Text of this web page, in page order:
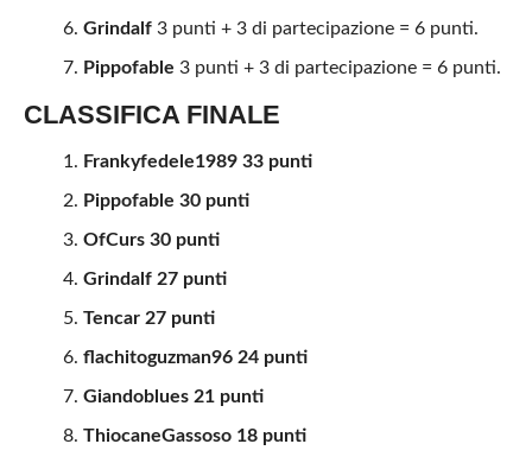
Grindalf 3 punti + 3 di partecipazione = 6 punti.
Pippofable 3 punti + 3 di partecipazione = 6 punti.
CLASSIFICA FINALE
Frankyfedele1989 33 punti
Pippofable 30 punti
OfCurs 30 punti
Grindalf 27 punti
Tencar 27 punti
flachitoguzman96 24 punti
Giandoblues 21 punti
ThiocaneGassoso 18 punti